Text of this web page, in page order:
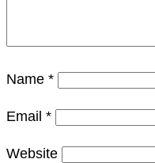
Name *
Email *
Website